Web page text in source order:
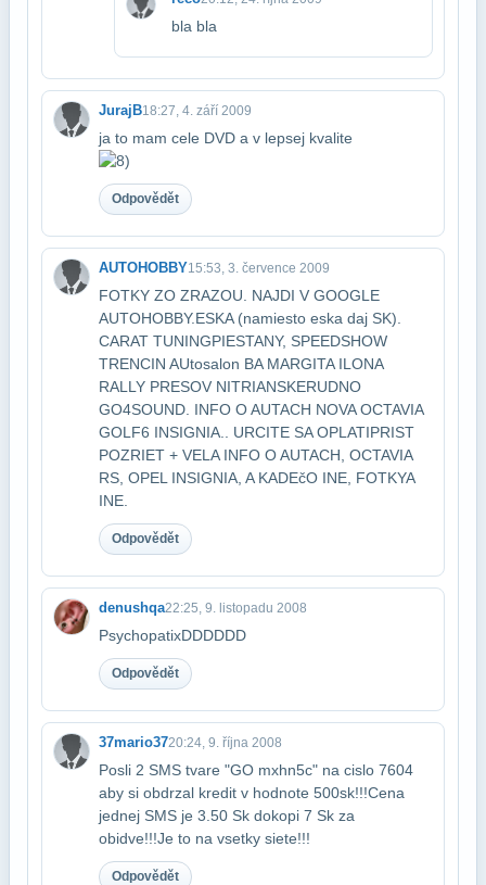
bla bla
JurajB18:27, 4. září 2009
ja to mam cele DVD a v lepsej kvalite
Odpovědět
AUTOHOBBY15:53, 3. července 2009
FOTKY ZO ZRAZOU. NAJDI V GOOGLE
AUTOHOBBY.ESKA (namiesto eska daj SK).
CARAT TUNING​PIESTANY, SPEEDSHOW
TRENCIN AUtosalon BA MARGITA ILONA
RALLY PRESOV NITRIANSKE​RUDNO
GO4SOUND. INFO O AUTACH NOVA OCTAVIA
GOLF6 INSIGNIA.. URCITE SA OPLATI​PRIST
POZRIET + VELA INFO O AUTACH, OCTAVIA
RS, OPEL INSIGNIA, A KADEčO INE, FOTKY​A
INE.
Odpovědět
denushqa22:25, 9. listopadu 2008
PsychopatixDDDDDD
Odpovědět
37mario3720:24, 9. října 2008
Posli 2 SMS tvare "GO mxhn5c" na cislo 7604
aby si obdrzal kredit v hodnote 500​sk!!!Cena
jednej SMS je 3.50 Sk dokopi 7 Sk za
obidve!!!Je to na vsetky siete!!!
Odpovědět